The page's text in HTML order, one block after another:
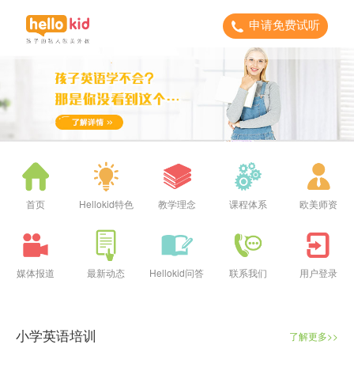
申请免费试听
首页 Hellokid特色 教学理念 课程体系 欧美师资
媒体报道 最新动态 Hellokid问答 联系我们 用户登录
小学英语培训 了解更多>>